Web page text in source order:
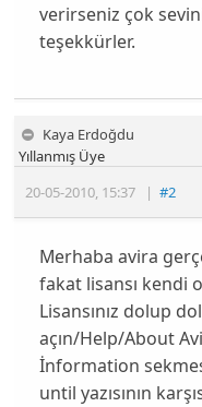
verirseniz çok
teşekkürler.
Kaya Erdoğdu
20-05-2010, 15:37 |#2
Yıllanmış Üye
Merhaba avira
fakat lisansı kendi
Lisansınız dolup
açın/Help/About
İnformation
until yazısının